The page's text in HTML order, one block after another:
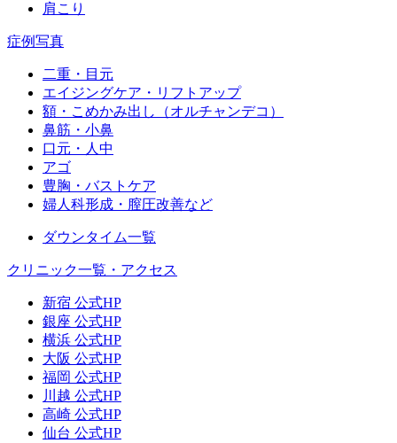
肩こり
症例写真
二重・目元
エイジングケア・リフトアップ
額・こめかみ出し（オルチャンデコ）
鼻筋・小鼻
口元・人中
アゴ
豊胸・バストケア
婦人科形成・膣圧改善など
ダウンタイム一覧
クリニック一覧・アクセス
新宿 公式HP
銀座 公式HP
横浜 公式HP
大阪 公式HP
福岡 公式HP
川越 公式HP
高崎 公式HP
仙台 公式HP